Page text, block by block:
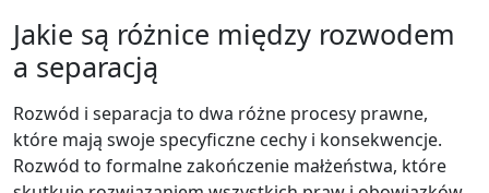
Jakie są różnice między rozwodem
a separacją
Rozwód i separacja to dwa różne procesy prawne,
które mają swoje specyficzne cechy i konsekwencje.
Rozwód to formalne zakończenie małżeństwa, które